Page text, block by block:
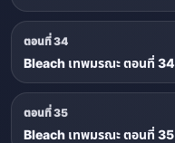
ตอนที่ 34
Bleach เทพมรณะ ตอนที่ 34
ตอนที่ 35
Bleach เทพมรณะ ตอนที่ 35